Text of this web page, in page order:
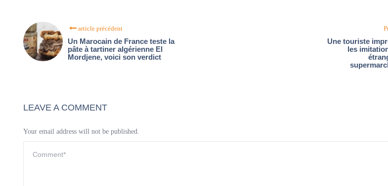
article précédent
Un Marocain de France teste la
pâte à tartiner algérienne El
Mordjene, voici son verdict
Une touriste
les
LEAVE A COMMENT
Your email address will not be published.